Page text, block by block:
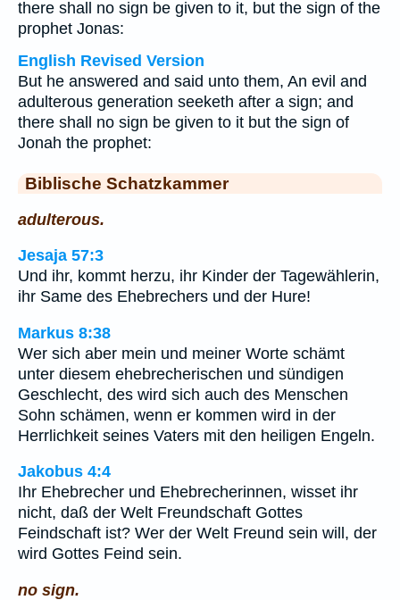
there shall no sign be given to it, but the sign of the
prophet Jonas:
English Revised Version
But he answered and said unto them, An evil and
adulterous generation seeketh after a sign; and
there shall no sign be given to it but the sign of
Jonah the prophet:
Biblische Schatzkammer
adulterous.
Jesaja 57:3
Und ihr, kommt herzu, ihr Kinder der Tagewählerin,
ihr Same des Ehebrechers und der Hure!
Markus 8:38
Wer sich aber mein und meiner Worte schämt
unter diesem ehebrecherischen und sündigen
Geschlecht, des wird sich auch des Menschen
Sohn schämen, wenn er kommen wird in der
Herrlichkeit seines Vaters mit den heiligen Engeln.
Jakobus 4:4
Ihr Ehebrecher und Ehebrecherinnen, wisset ihr
nicht, daß der Welt Freundschaft Gottes
Feindschaft ist? Wer der Welt Freund sein will, der
wird Gottes Feind sein.
no sign.